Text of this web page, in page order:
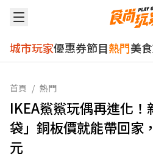
城市玩家優惠券節目熱門美食
首頁 / 熱門
IKEA鯊鯊玩偶再進化
袋」銅板價就能帶回家
元